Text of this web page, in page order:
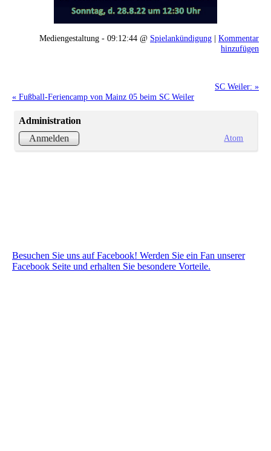
Mediengestaltung - 09:12:44 @ Spielankündigung | Kommentar
hinzufügen
SC Weiler: »
« Fußball-Feriencamp von Mainz 05 beim SC Weiler
Administration
Anmelden
Atom
Besuchen Sie uns auf Facebook! Werden Sie ein Fan unserer
Facebook Seite und erhalten Sie besondere Vorteile.